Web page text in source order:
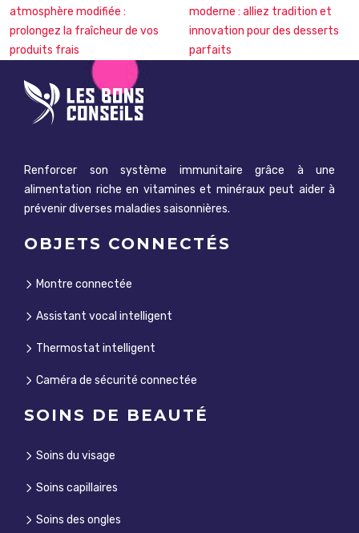
atmosphère modifiée :
prolongez la fraîcheur de vos
produits frais
moderne : alliez tradition et
innovation pour des desserts
parfaits
Renforcer son système immunitaire grâce à une
alimentation riche en vitamines et minéraux peut aider à
prévenir diverses maladies saisonnières.
OBJETS CONNECTÉS
Montre connectée
Assistant vocal intelligent
Thermostat intelligent
Caméra de sécurité connectée
SOINS DE BEAUTÉ
Soins du visage
Soins capillaires
Soins des ongles